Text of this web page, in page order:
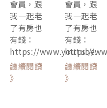
會員，跟
我一起老
了有房也
有錢：
https://www.youtube.
繼續閱讀
》
會員，跟
我一起老
了有房也
有錢：
https://
繼續閱讀
》